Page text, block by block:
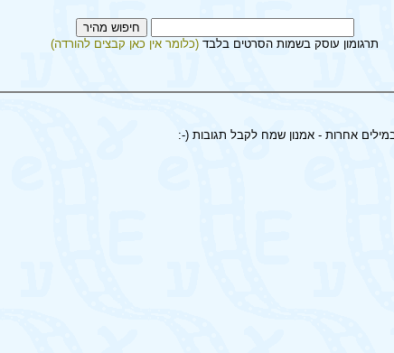
תרגומון עוסק בשמות הסרטים בלבד (כלומר אין כאן קבצים להורדה)
אחרות - אמנון שמח לקבל תגובות (-: